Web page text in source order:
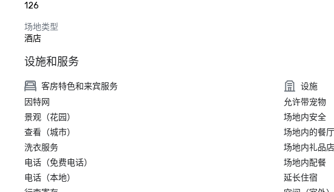
126
场地类型
酒店
设施和服务
客房特色和来宾服务
因特网
景观（花园）
查看（城市）
洗衣服务
电话（免费电话）
电话（本地）
设施
允许带宠物
场地内安全
场地内的餐厅
场地内礼品店
场地内配餐
延长住宿